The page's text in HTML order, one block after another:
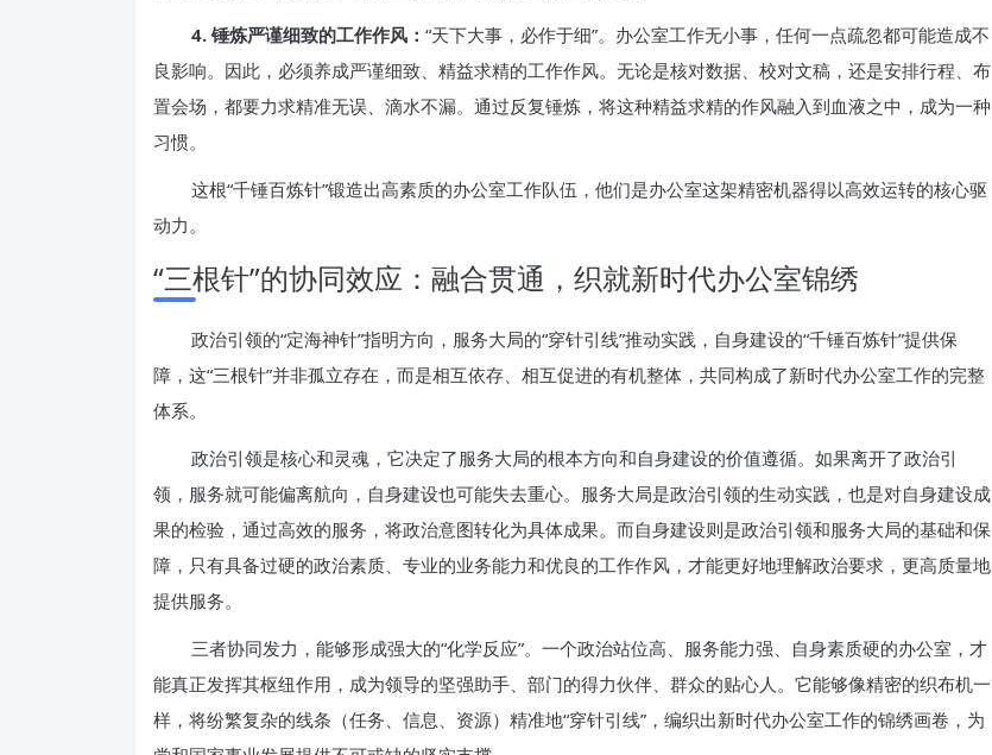
4. 锤炼严谨细致的工作作风： “天下大事，必作于细”。办公室工作无小事，任何一点疏忽都可能造成不
良影响。因此，必须养成严谨细致、精益求精的工作作风。无论是核对数据、校对文稿，还是安排行程、布
置会场，都要力求精准无误、滴水不漏。通过反复锤炼，将这种精益求精的作风融入到血液之中，成为一种
习惯。
这根“千锤百炼针”锻造出高素质的办公室工作队伍，他们是办公室这架精密机器得以高效运转的核心驱
动力。
“三根针”的协同效应：融合贯通，织就新时代办公室锦绣
政治引领的“定海神针”指明方向，服务大局的“穿针引线”推动实践，自身建设的“千锤百炼针”提供保
障，这“三根针”并非孤立存在，而是相互依存、相互促进的有机整体，共同构成了新时代办公室工作的完整
体系。
政治引领是核心和灵魂，它决定了服务大局的根本方向和自身建设的价值遵循。如果离开了政治引
领，服务就可能偏离航向，自身建设也可能失去重心。服务大局是政治引领的生动实践，也是对自身建设成
果的检验，通过高效的服务，将政治意图转化为具体成果。而自身建设则是政治引领和服务大局的基础和保
障，只有具备过硬的政治素质、专业的业务能力和优良的工作作风，才能更好地理解政治要求，更高质量地
提供服务。
三者协同发力，能够形成强大的“化学反应”。一个政治站位高、服务能力强、自身素质硬的办公室，才
能真正发挥其枢纽作用，成为领导的坚强助手、部门的得力伙伴、群众的贴心人。它能够像精密的织布机一
样，将纷繁复杂的线条（任务、信息、资源）精准地“穿针引线”，编织出新时代办公室工作的锦绣画卷，为